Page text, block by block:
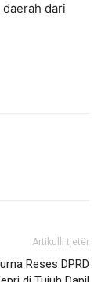
dari
Artikulli tjetër
Reses DPRD